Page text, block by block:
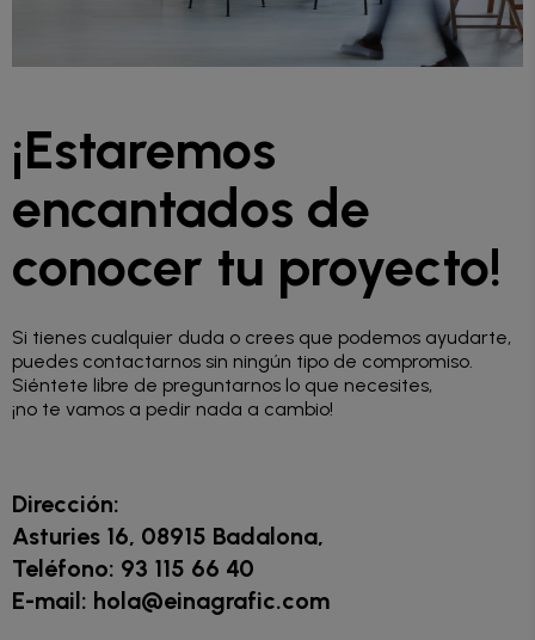
¡Estaremos
encantados de
conocer tu proyecto!
Si tienes cualquier duda o crees que podemos ayudarte,
puedes contactarnos sin ningún tipo de compromiso.
Siéntete libre de preguntarnos lo que necesites,
¡no te vamos a pedir nada a cambio!
Dirección:
Asturies 16, 08915 Badalona,
Teléfono: 93 115 66 40
E-mail: hola@einagrafic.com